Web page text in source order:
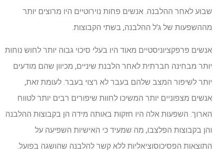
שבוע לאחר ההלבנה. אנשים פחות נוירוטיים היו מרוצים יותר
מההשפעות של ג'ל ההלבנה, בשתי הקבוצות.
אנשים פרפקציוניסטיים מאוד היו בעלי סיכוי גבוה יותר לחוש נוחות
יותר מבחינה חברתית לאחר הלבנת שיניים, מכיוון שהם מודעים
יותר לשיפור המצב שלהם בעבר לא רצוי בעבר. לעומת זאת,
אנשים מצפוניים יותר המשיכו לחוות שיפורים רבים יותר לטווח
הארוך. השפעות אלה היו חזקות באותה מידה הן בקבוצות ההלבנה
והן בקבוצות הפלצבו, מה שמעיד כי האישיות השפיעה על
התוצאות הפסיכוסוציאליות ללא קשר להלבנה שהושגה בפועל.